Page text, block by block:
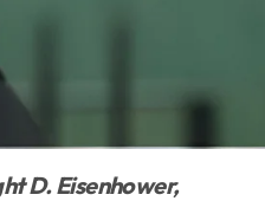
D. Eisenhower,